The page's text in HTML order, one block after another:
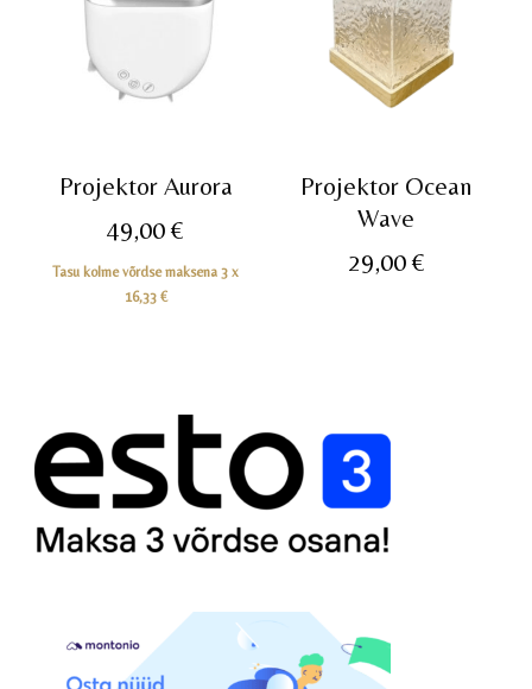
Projektor Aurora
49,00€
Tasu kolme võrdse maksena 3 x
16,33 €
Projektor Ocean
Wave
29,00 €